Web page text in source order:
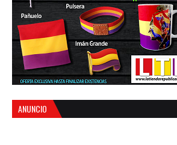
ANUNCIO